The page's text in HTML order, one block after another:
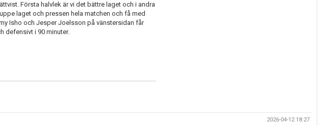
Första halvlek är vi det bättre laget och i andra
laget och pressen hela matchen och få med
Isho och Jesper Joelsson på vänstersidan får
defensivt i 90 minuter.
2026-04-12 18:27